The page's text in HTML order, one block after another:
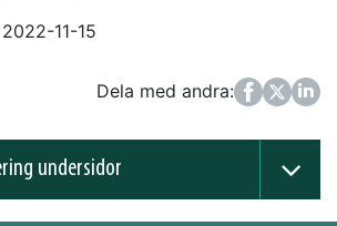
11-15
Dela med andra:
FacebookTwitter
LinkedIn
undersidor